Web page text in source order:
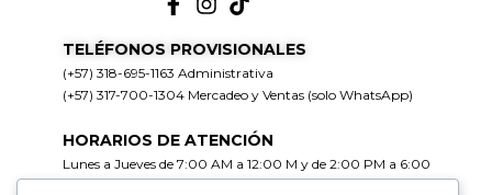
TELÉFONOS PROVISIONALES
(+57) 318-695-1163 Administrativa
(+57) 317-700-1304 Mercadeo y Ventas (solo WhatsApp)
HORARIOS DE ATENCIÓN
Lunes a Jueves de 7:00 AM a 12:00 M y de 2:00 PM a 6:00
PM